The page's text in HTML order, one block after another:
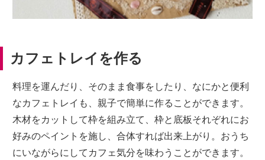
カフェトレイを作る
料理を運んだり、そのまま食事をしたり、なにかと便利
なカフェトレイも、親子で簡単に作ることができます。
木材をカットして枠を組み立て、枠と底板それぞれにお
好みのペイントを施し、合体すれば出来上がり。おうち
にいながらにしてカフェ気分を味わうことができます。